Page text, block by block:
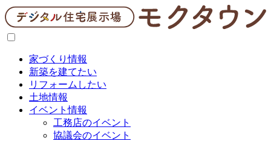
家づくり情報
新築を建てたい
リフォームしたい
土地情報
イベント情報
工務店のイベント
協議会のイベント